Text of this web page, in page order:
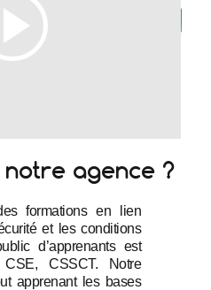
agence ?
formations en lien
et les conditions
d’apprenants est
CSSCT. Notre
apprenant les bases